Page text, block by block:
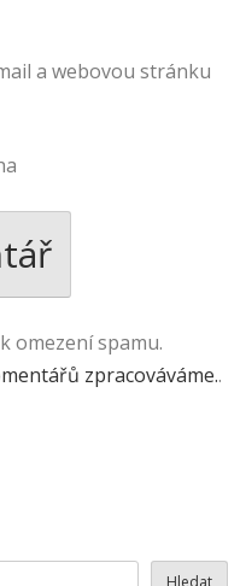
a webovou stránku
omezení spamu.
zpracováváme..